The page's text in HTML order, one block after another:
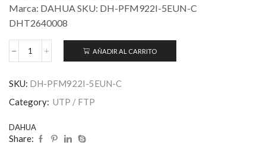
Marca: DAHUA SKU: DH-PFM922I-5EUN-C
DHT2640008
AÑADIR AL CARRITO
SKU: DH-PFM922I-5EUN-C
Category: UTP / FTP
DAHUA
Share: